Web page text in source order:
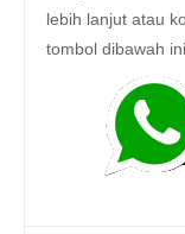
lebih lanjut atau
tombol dibawah ini.